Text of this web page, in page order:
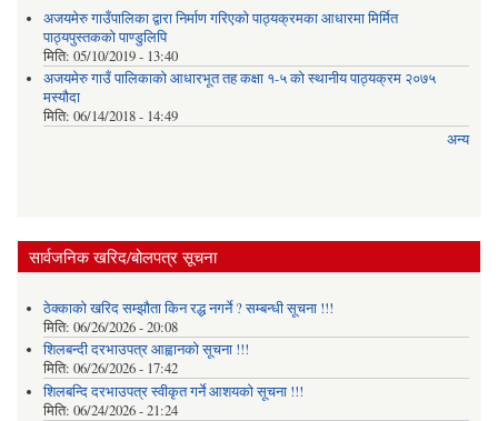
अजयमेरु गाउँपालिका द्वारा निर्माण गरिएको पाठ्यक्रमका आधारमा मिर्मित
पाठ्यपुस्तकको पाण्डुलिपि
मिति: 05/10/2019 - 13:40
अजयमेरु गाउँ पालिकाको आधारभूत तह कक्षा १-५ को स्थानीय पाठ्यक्रम २०७५
मस्यौदा
मिति: 06/14/2018 - 14:49
अन्य
सार्वजनिक खरिद/बोलपत्र सूचना
ठेक्काको खरिद सम्झौता किन रद्ध नगर्ने ? सम्बन्धी सूचना !!!
मिति: 06/26/2026 - 20:08
शिलबन्दी दरभाउपत्र आह्वानको सूचना !!!
मिति: 06/26/2026 - 17:42
शिलबन्दि दरभाउपत्र स्वीकृत गर्ने आशयकाे सूचना !!!
मिति: 06/24/2026 - 21:24